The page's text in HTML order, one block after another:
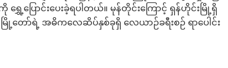
ြောင်းပေးခဲ့ရပါတယ်။ မုန်တိုင်းကြောင့် ရှန်ဟိုင်းမြို့ရှိ
မြို့တော်ရဲ့ အဓိကလေဆိပ်နှစ်ခုရှိ လေယာဉ်ခရီးစဉ် ရာပေါင်း